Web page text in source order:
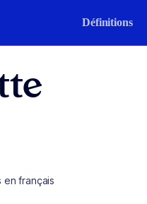
Définitions
en français